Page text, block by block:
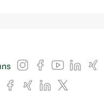
Instagram
Facebook
YouTube
LinkedIn
Xing
Facebook
XingLinkedIn
X